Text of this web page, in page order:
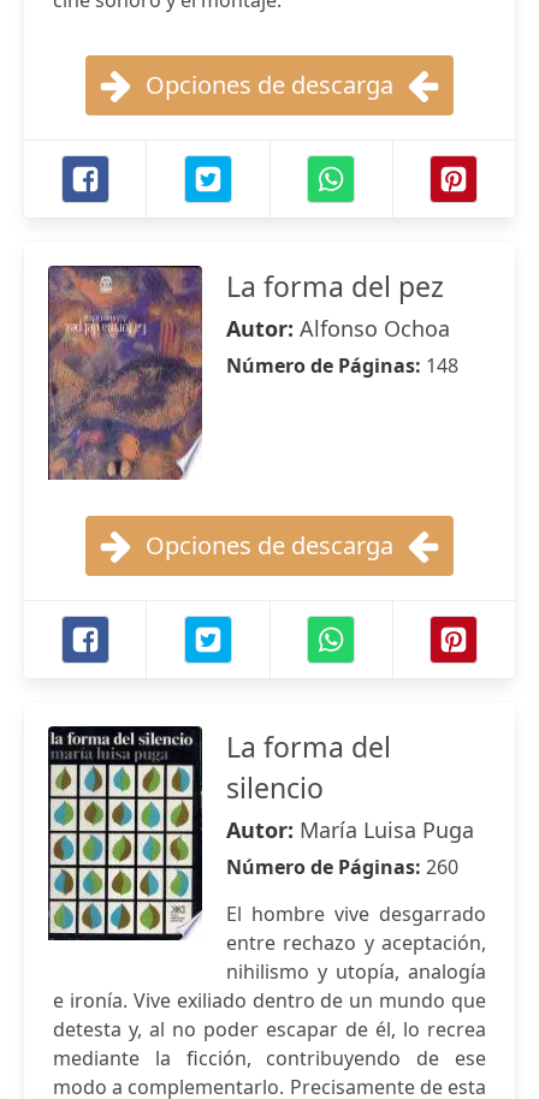
Opciones de descarga
La forma del pez
Autor: Alfonso Ochoa
Número de Páginas: 148
Opciones de descarga
La forma del
silencio
Autor: María Luisa Puga
Número de Páginas: 260
El hombre vive desgarrado
entre rechazo y aceptación,
nihilismo y utopía, analogía
e ironía. Vive exiliado dentro de un mundo que
detesta y, al no poder escapar de él, lo recrea
mediante la ficción, contribuyendo de ese
modo a complementarlo. Precisamente de esta